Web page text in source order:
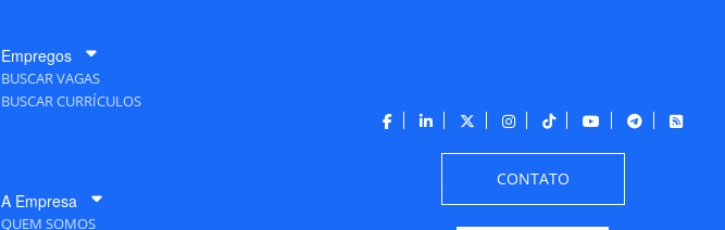
Empregos
BUSCAR VAGAS
BUSCAR CURRÍCULOS
A Empresa
QUEM SOMOS
CONTATO